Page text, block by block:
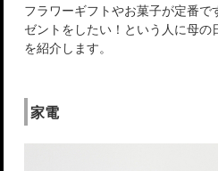
フラワーギフトやお菓子が定番
ゼントをしたい！という人に母
を紹介します。
家電